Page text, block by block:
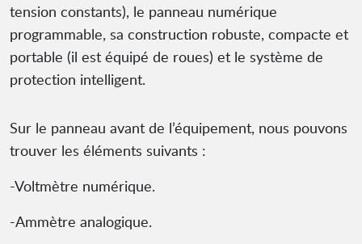
tension constants), le panneau numérique
programmable, sa construction robuste, compacte et
portable (il est équipé de roues) et le système de
protection intelligent.
Sur le panneau avant de l’équipement, nous pouvons
trouver les éléments suivants :
-Voltmètre numérique.
-Ammètre analogique.